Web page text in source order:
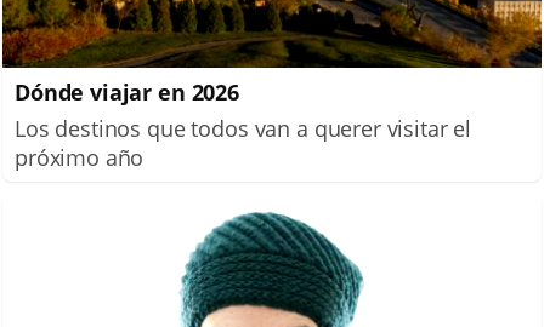
Dónde viajar en 2026
Los destinos que todos van a querer visitar el
próximo año